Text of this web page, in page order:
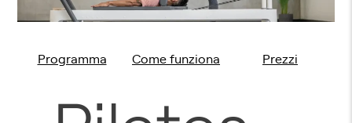
Programma Come funziona Prezzi